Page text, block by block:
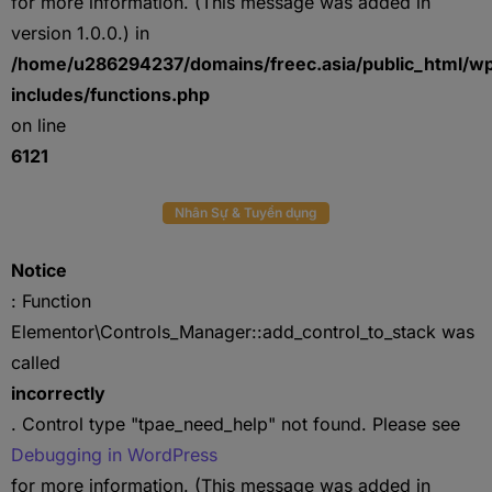
version 1.0.0.) in
/home/u286294237/domains/freec.asia/public_html/
includes/functions.php
on line
6121
Nhân Sự & Tuyển dụng
Notice
: Function
Elementor\Controls_Manager::add_control_to_stack was
called
incorrectly
. Control type "tpae_need_help" not found. Please see
Debugging in WordPress
for more information. (This message was added in